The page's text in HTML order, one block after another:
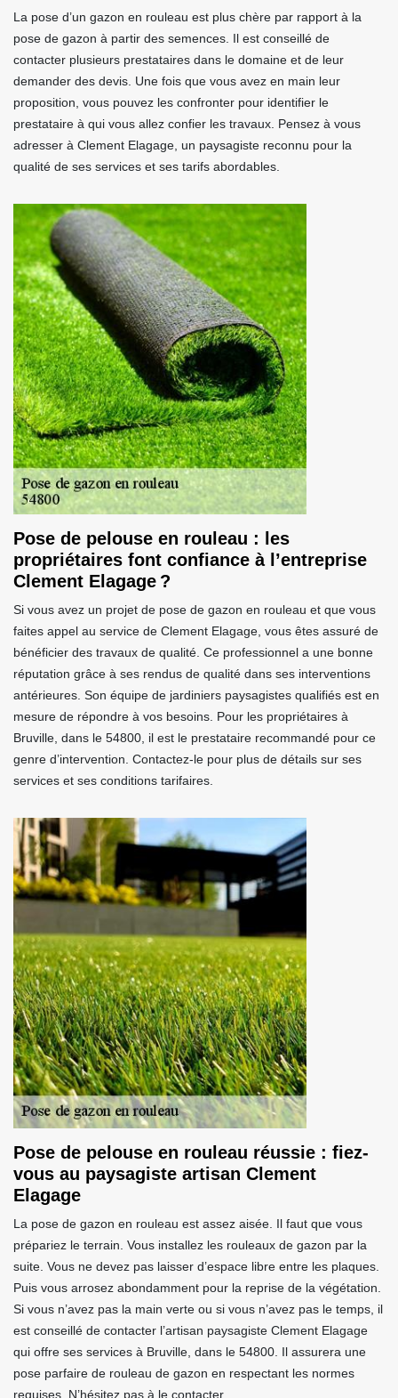
La pose d’un gazon en rouleau est plus chère par rapport à la
pose de gazon à partir des semences. Il est conseillé de
contacter plusieurs prestataires dans le domaine et de leur
demander des devis. Une fois que vous avez en main leur
proposition, vous pouvez les confronter pour identifier le
prestataire à qui vous allez confier les travaux. Pensez à vous
adresser à Clement Elagage, un paysagiste reconnu pour la
qualité de ses services et ses tarifs abordables.
Pose de pelouse en rouleau : les
propriétaires font confiance à l’entreprise
Clement Elagage ?
Si vous avez un projet de pose de gazon en rouleau et que vous
faites appel au service de Clement Elagage, vous êtes assuré de
bénéficier des travaux de qualité. Ce professionnel a une bonne
réputation grâce à ses rendus de qualité dans ses interventions
antérieures. Son équipe de jardiniers paysagistes qualifiés est en
mesure de répondre à vos besoins. Pour les propriétaires à
Bruville, dans le 54800, il est le prestataire recommandé pour ce
genre d’intervention. Contactez-le pour plus de détails sur ses
services et ses conditions tarifaires.
Pose de pelouse en rouleau réussie : fiez-
vous au paysagiste artisan Clement
Elagage
La pose de gazon en rouleau est assez aisée. Il faut que vous
prépariez le terrain. Vous installez les rouleaux de gazon par la
suite. Vous ne devez pas laisser d’espace libre entre les plaques.
Puis vous arrosez abondamment pour la reprise de la végétation.
Si vous n’avez pas la main verte ou si vous n’avez pas le temps, il
est conseillé de contacter l’artisan paysagiste Clement Elagage
qui offre ses services à Bruville, dans le 54800. Il assurera une
pose parfaire de rouleau de gazon en respectant les normes
requises. N’hésitez pas à le contacter.